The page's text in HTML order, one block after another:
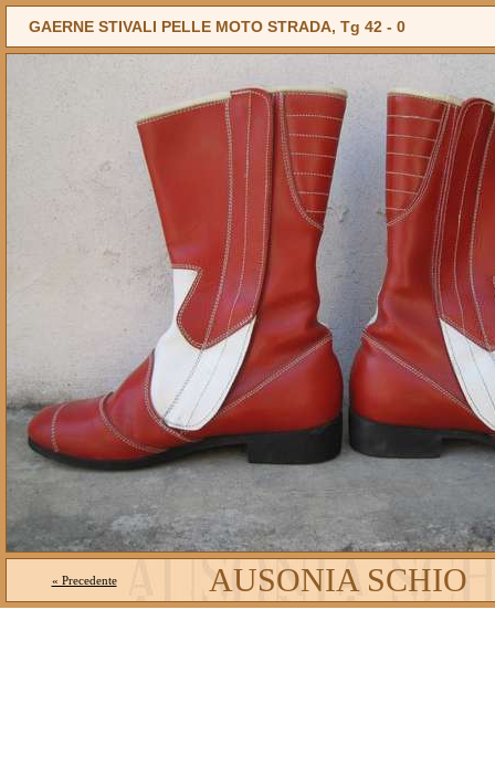
GAERNE STIVALI PELLE MOTO STRADA, Tg 42 - 0
« Precedente AUSONIA SCHIO